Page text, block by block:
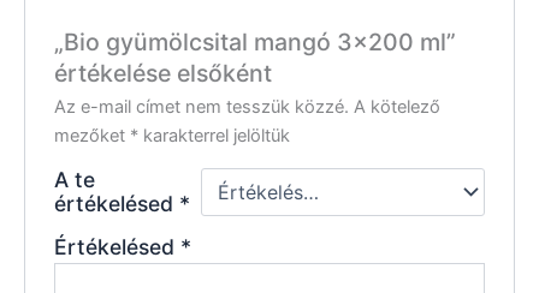
„Bio gyümölcsital mangó 3×200 ml”
értékelése elsőként
Az e-mail címet nem tesszük közzé. A kötelező
mezőket * karakterrel jelöltük
A te
értékelésed *
Értékelésed *